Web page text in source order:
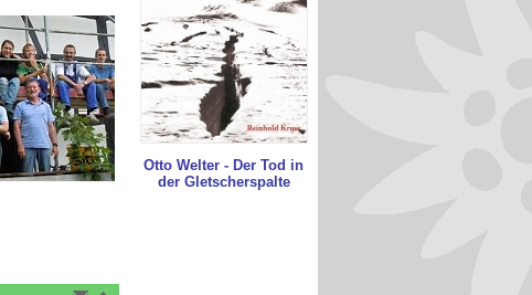
Otto Welter - Der Tod in
der Gletscherspalte